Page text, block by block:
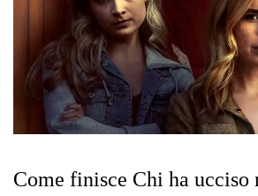
Come finisce Chi ha ucciso